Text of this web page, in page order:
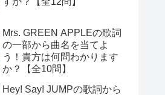
Mrs. GREEN APPLEの歌詞
の一部から曲名を当てよ
う！貴方は何問わかります
か？【全10問】
Hey! Say! JUMPの歌詞から